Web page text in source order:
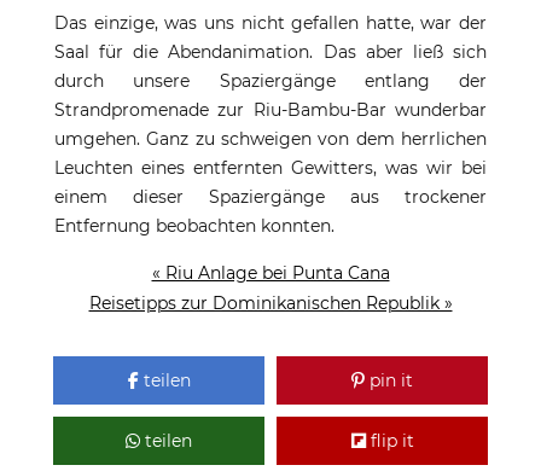
Das einzige, was uns nicht gefallen hatte, war der
Saal für die Abendanimation. Das aber ließ sich
durch unsere Spaziergänge entlang der
Strandpromenade zur Riu-Bambu-Bar wunderbar
umgehen. Ganz zu schweigen von dem herrlichen
Leuchten eines entfernten Gewitters, was wir bei
einem dieser Spaziergänge aus trockener
Entfernung beobachten konnten.
« Riu Anlage bei Punta Cana
Reisetipps zur Dominikanischen Republik »
teilen pin it
teilen flip it